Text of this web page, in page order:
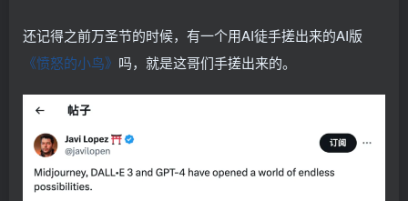
还记得之前万圣节的时候，有一个用AI徒手搓出来的AI版
《愤怒的小鸟》 吗，就是这哥们手搓出来的。